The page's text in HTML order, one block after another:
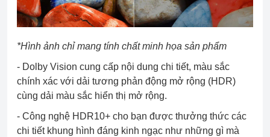
*Hình ảnh chỉ mang tính chất minh họa sản phẩm
- Dolby Vision cung cấp nội dung chi tiết, màu sắc
chính xác với dải tương phản động mở rộng (HDR)
cùng dải màu sắc hiển thị mở rộng.
- Công nghệ HDR10+ cho bạn được thưởng thức các
chi tiết khung hình đáng kinh ngạc như những gì mà